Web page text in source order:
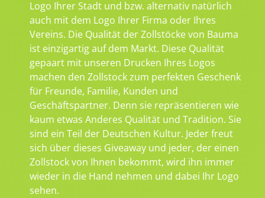
Logo Ihrer Stadt und bzw. alternativ natürlich
auch mit dem Logo Ihrer Firma oder Ihres
Vereins. Die Qualität der Zollstöcke von Bauma
ist einzigartig auf dem Markt. Diese Qualität
gepaart mit unseren Drucken Ihres Logos
machen den Zollstock zum perfekten Geschenk
für Freunde, Familie, Kunden und
Geschäftspartner. Denn sie repräsentieren wie
kaum etwas Anderes Qualität und Tradition. Sie
sind ein Teil der Deutschen Kultur. Jeder freut
sich über dieses Giveaway und jeder, der einen
Zollstock von Ihnen bekommt, wird ihn immer
wieder in die Hand nehmen und dabei Ihr Logo
sehen.